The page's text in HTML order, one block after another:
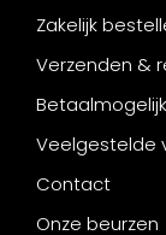
Zakelijk
Verzenden &
Veelgestelde
Contact
Onze beurzen